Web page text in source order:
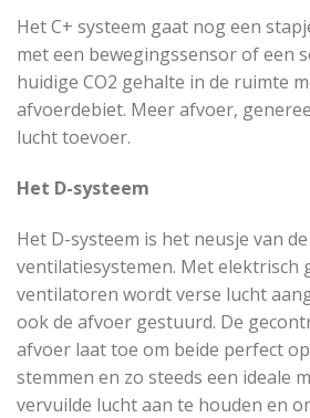
Het C+ systeem gaat nog een
met een bewegingssensor of een
huidige CO2 gehalte in de ruimte
afvoerdebiet. Meer afvoer,
lucht toevoer.
Het D-systeem
Het D-systeem is het neusje van
ventilatiesystemen. Met elektrisch
ventilatoren wordt verse lucht
ook de afvoer gestuurd. De
afvoer laat toe om beide perfect
stemmen en zo steeds een ideale
vervuilde lucht aan te houden en